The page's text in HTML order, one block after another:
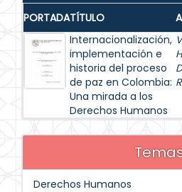
PORTADATÍTULO
Internacionalización,
implementación e
historia del proceso
de paz en Colombia:
Una mirada a los
Derechos Humanos
Derechos Humanos